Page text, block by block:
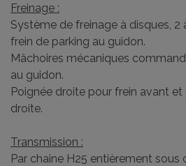
Freinage :
Système de freinage à disques, 2
frein de parking au guidon.
Mâchoires mécaniques
au guidon.
Poignée droite pour frein avant
droite.
Transmission :
Par chaine H25 entièrement